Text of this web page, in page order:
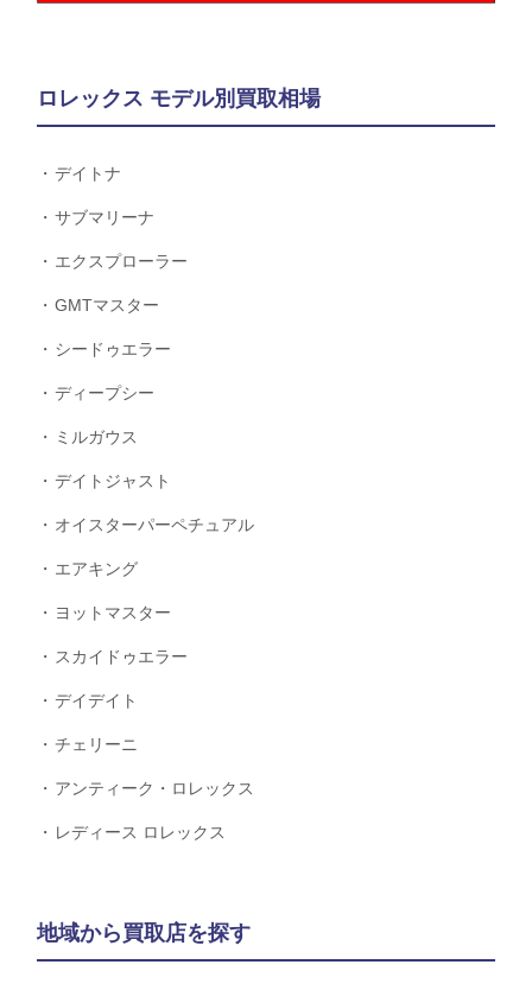
ロレックス モデル別買取相場
デイトナ
サブマリーナ
エクスプローラー
GMTマスター
シードゥエラー
ディープシー
ミルガウス
デイトジャスト
オイスターパーペチュアル
エアキング
ヨットマスター
スカイドゥエラー
デイデイト
チェリーニ
アンティーク・ロレックス
レディース ロレックス
地域から買取店を探す